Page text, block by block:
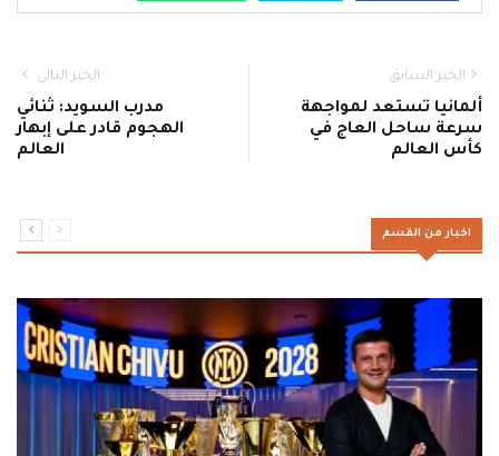
الخبر السابق
ألمانيا تستعد لمواجهة
سرعة ساحل العاج في
كأس العالم
الخبر التالي
مدرب السويد: ثنائي
الهجوم قادر على إبهار
العالم
اخبار من القسم